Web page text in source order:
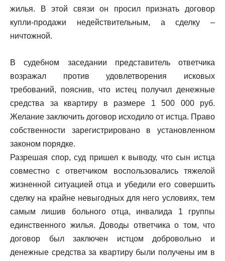
жилья. В этой связи он просил признать договор
купли-продажи недействительным, а сделку –
ничтожной.
В судебном заседании представитель ответчика
возражал против удовлетворения исковых
требований, пояснив, что истец получил денежные
средства за квартиру в размере 1 500 000 руб.
Желание заключить договор исходило от истца. Право
собственности зарегистрировано в установленном
законом порядке.
Разрешая спор, суд пришел к выводу, что сын истца
совместно с ответчиком воспользовались тяжелой
жизненной ситуацией отца и убедили его совершить
сделку на крайне невыгодных для него условиях, тем
самым лишив больного отца, инвалида 1 группы
единственного жилья. Доводы ответчика о том, что
договор был заключен истцом добровольно и
денежные средства за квартиру были получены им в